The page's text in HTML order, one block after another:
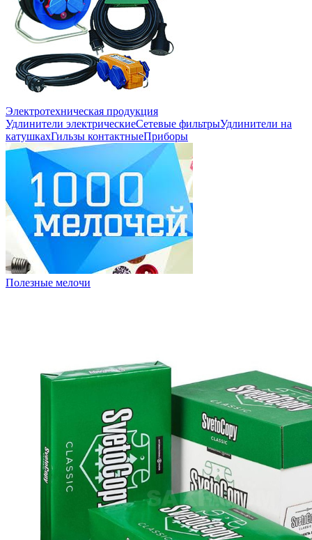
Электротехническая продукция
Удлинители электрическиеСетевые фильтрыУдлинители на
катушкахГильзы контактныеПриборы
Полезные мелочи